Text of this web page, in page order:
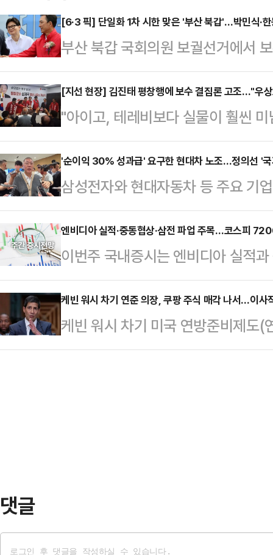
[6·3 픽] 단일화 1차 시한 맞은 '부산 북갑'…박민식·
부산 북갑 국회의원 보궐선거에서
로 떠오른 가운데, 1차 단일화 시한
17일 극적 단일화가 성사될지 귀추
국민의힘 후보가 단일화에 선을 긋
능성이 완전히 닫힌 것은 아니라는
민식 후보는 이날 부산 북구 만덕동
제 행사에서 기자들과 만나 완주 의
속 후보와의 단일화 가…
[지선 현장] 김진태 평창행에 보수 결집론 고조…"우
"아이고, 테레비보다 실물이 훨씬
도 평창군 올림픽시장 인근. 빨간
후보가 시장 초입에 들어서자 상인
곳에서 "이번에 꼭 돼야 한다"는 응
로 군민들의 손을 맞잡으며 화답했
국민의힘 평창군수 후보와 함께
다. 평창 현장 행보는 심 후보의 선
식 현장은 심 …
'순이익 30% 성과급' 요구한 현대차 노조…정의선 '
삼성전자와 현대자동차 등 주요 기
갈등이 확산하는 가운데 정의선 현
사와 주주, 국가 발전을 함께 고려
날 열리는 현대차그룹 양재사옥 로
홀'에 앞서 현대차그룹 양재사옥에
갈등과 관련한 대응 방향을 묻는 질
회사가 발전할 수 있고 주주들도 중
러 가지를 고려해서 판…
엔비디아 실적·중동협상·삼전 파업 주목…코스피
이번주 국내증시는 엔비디아 실적
공개시장위원회(FOMC) 회의록 내
는 코스피 예상밴드로
피 지수는 7371.68~8046.78포인
로 장중 급락세를 보이기도 했지만,
케빈 워시 차기 연준 의장, 쿠팡 주식 매각 나서…이사
케빈 워시 차기 미국 연방준비제도
업 쿠팡아이앤씨(Inc) 지분 매각에
댓글